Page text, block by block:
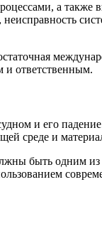
а также
и ответственным.
и его
среде и
быть одним из